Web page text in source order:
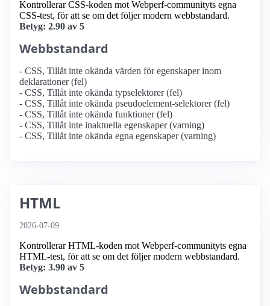
Kontrollerar CSS-koden mot Webperf-communityts egna
CSS-test, för att se om det följer modern webbstandard.
Betyg: 2.90 av 5
Webbstandard
- CSS, Tillåt inte okända värden för egenskaper inom
deklarationer (fel)
- CSS, Tillåt inte okända typselektorer (fel)
- CSS, Tillåt inte okända pseudoelement-selektorer (fel)
- CSS, Tillåt inte okända funktioner (fel)
- CSS, Tillåt inte inaktuella egenskaper (varning)
- CSS, Tillåt inte okända egna egenskaper (varning)
HTML
2026-07-09
Kontrollerar HTML-koden mot Webperf-communityts egna
HTML-test, för att se om det följer modern webbstandard.
Betyg: 3.90 av 5
Webbstandard